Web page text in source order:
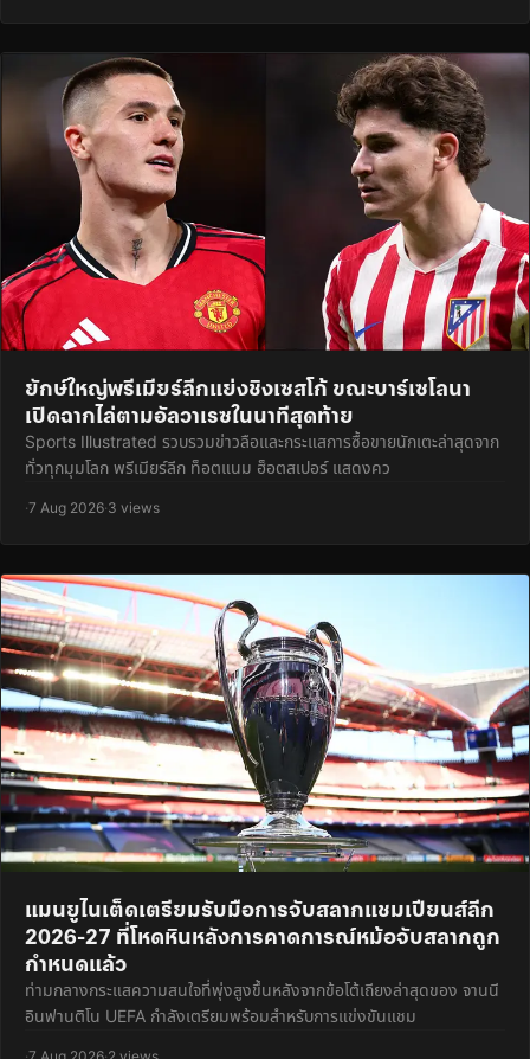
ยักษ์ใหญ่พรีเมียร์ลีกแย่งชิงเซสโก้ ขณะบาร์เซโลนา
เปิดฉากไล่ตามอัลวาเรซในนาทีสุดท้าย
Sports Illustrated รวบรวมข่าวลือและกระแสการซื้อขายนักเตะล่าสุดจาก
ทั่วทุกมุมโลก พรีเมียร์ลีก ท็อตแนม ฮ็อตสเปอร์ แสดงคว
·7 Aug 2026·3 views
แมนยูไนเต็ดเตรียมรับมือการจับสลากแชมเปียนส์ลีก
2026-27 ที่โหดหินหลังการคาดการณ์หม้อจับสลากถูก
กำหนดแล้ว
ท่ามกลางกระแสความสนใจที่พุ่งสูงขึ้นหลังจากข้อโต้เถียงล่าสุดของ จานนี
อินฟานติโน UEFA กำลังเตรียมพร้อมสำหรับการแข่งขันแชม